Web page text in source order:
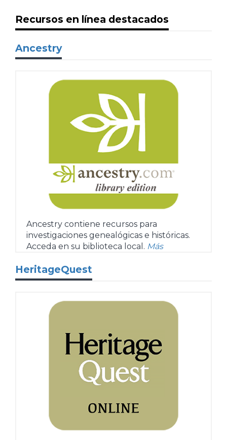
Recursos en línea destacados
Ancestry
Ancestry contiene recursos para
investigaciones genealógicas e históricas.
Acceda en su biblioteca local. Más
HeritageQuest